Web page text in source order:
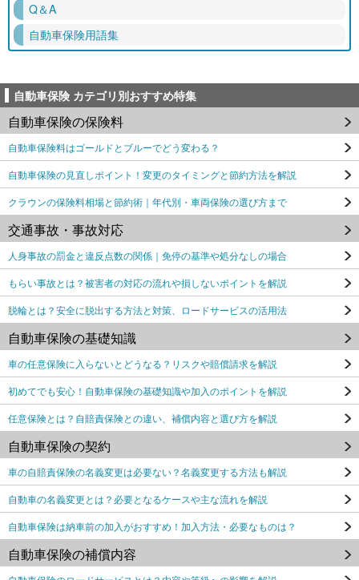
Q＆A
自動車保険用語集
自動車保険 カテゴリ別おすすめ特集
自動車保険の保険料
自動車保険料はゴールドとブルーでどう変わる？
自動車保険の見直しポイント！変更のタイミングと節約方法を解説
クラウンの保険料相場と節約術｜年代別・車両保険の選び方まで
交通事故・事故対応
人身事故の罰金と違反点数の関係｜免停の基準や処分なしの場合
もらい事故とは？被害者の対応の流れや損しないポイントを解説
脱輪とは？安全に脱出する方法と対策、ロードサービスの活用法
自動車保険の基礎知識
車の任意保険に入らないとどうなる？リスクや賠償請求を解説
初めてでも安心！自動車保険の基礎知識や加入のポイントを解説
任意保険とは？自賠責保険との違い、補償内容と選び方を解説
自動車保険の契約
車の自賠責保険の名義変更は必要ない？名義変更する方法も解説
自動車の名義変更とは？必要となるケースや主な流れを解説
自動車保険は納車前の加入がおすすめ！加入方法・必要なものは？
自動車保険の補償内容